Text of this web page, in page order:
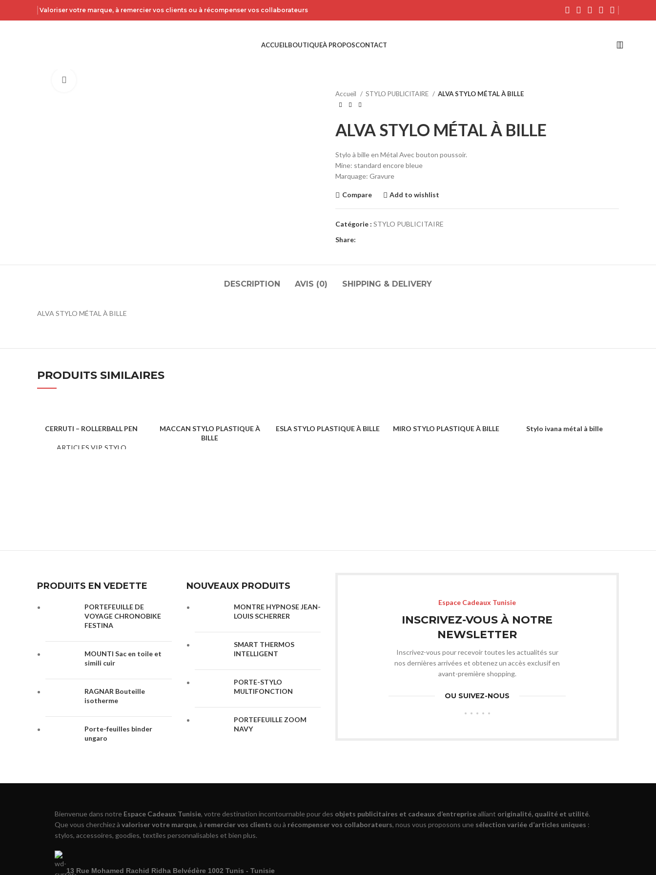
Valoriser votre marque, à remercier vos clients ou à récompenser vos collaborateurs
ACCUEILBOUTIQUEÀ PROPOSCONTACT
Accueil
STYLO PUBLICITAIRE ALVA STYLO MÉTAL À BILLE
ALVA STYLO MÉTAL À BILLE
Stylo à bille en Métal Avec bouton poussoir.
Mine: standard encore bleue
Marquage: Gravure
Compare Add to wishlist
Catégorie : STYLO PUBLICITAIRE
Share:
DESCRIPTION AVIS (0) SHIPPING & DELIVERY
ALVA STYLO MÉTAL À BILLE
PRODUITS SIMILAIRES
CERRUTI – ROLLERBALL PEN
ARTICLES VIP, STYLO
MACCAN STYLO PLASTIQUE À
BILLE
ESLA STYLO PLASTIQUE À BILLE MIRO STYLO PLASTIQUE À BILLE Stylo ivana métal à bille
PRODUITS EN VEDETTE
PORTEFEUILLE DE
VOYAGE CHRONOBIKE
FESTINA
MOUNTI Sac en toile et
simili cuir
RAGNAR Bouteille
isotherme
Porte-feuilles binder
ungaro
NOUVEAUX PRODUITS
MONTRE HYPNOSE JEAN-
LOUIS SCHERRER
SMART THERMOS
INTELLIGENT
PORTE-STYLO
MULTIFONCTION
PORTEFEUILLE ZOOM
NAVY
Espace Cadeaux Tunisie
INSCRIVEZ-VOUS À NOTRE
NEWSLETTER
Inscrivez-vous pour recevoir toutes les actualités sur
nos dernières arrivées et obtenez un accès exclusif en
avant-première shopping.
OU SUIVEZ-NOUS
Bienvenue dans notre Espace Cadeaux Tunisie, votre destination incontournable pour des objets publicitaires et cadeaux d’entreprisealliant originalité, qualité et utilité.
Que vous cherchiez à valoriser votre marque, à remercier vos clients ou à récompenser vos collaborateurs, nous vous proposons une sélection variée d’articles uniques :
stylos, accessoires, goodies, textiles personnalisables et bien plus.
13 Rue Mohamed Rachid Ridha Belvédère 1002 Tunis - Tunisie